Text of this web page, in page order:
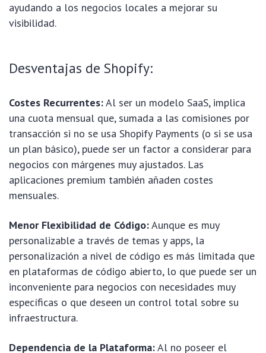
ayudando a los negocios locales a mejorar su
visibilidad.
Desventajas de Shopify:
Costes Recurrentes:Al ser un modelo SaaS, implica
una cuota mensual que, sumada a las comisiones por
transacción si no se usa Shopify Payments (o si se usa
un plan básico), puede ser un factor a considerar para
negocios con márgenes muy ajustados. Las
aplicaciones premium también añaden costes
mensuales.
Menor Flexibilidad de Código:Aunque es muy
personalizable a través de temas y apps, la
personalización a nivel de código es más limitada que
en plataformas de código abierto, lo que puede ser un
inconveniente para negocios con necesidades muy
específicas o que deseen un control total sobre su
infraestructura.
Dependencia de la Plataforma:Al no poseer el